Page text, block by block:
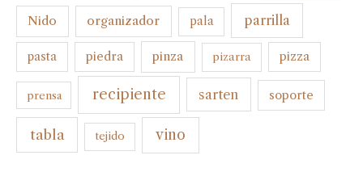
Nido organizador pala parrilla
pasta piedra pinza pizarra pizza
prensa recipiente sarten soporte
tabla tejido vino